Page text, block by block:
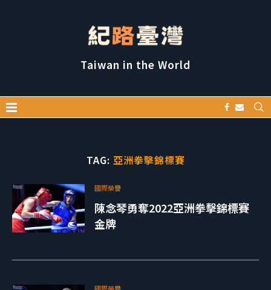
Taiwan in the World
TAG: 亞洲拳擊錦標賽
國際榮譽
陳念琴勇奪2022亞洲拳擊錦標賽
金牌